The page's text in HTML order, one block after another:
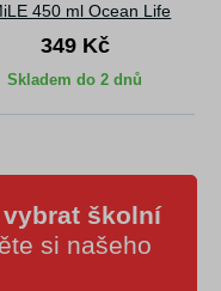
450 ml Ocean Life
349 Kč
Skladem do 2 dnů
školní
si našeho